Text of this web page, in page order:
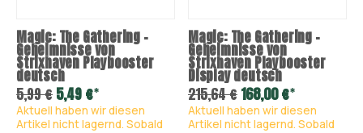
Magic: The Gathering –
Geheimnisse von
Strixhaven Playbooster
deutsch
5,99 €5,49 €*
Aktuell haben wir diesen
Artikel nicht lagernd. Sobald
Magic: The Gathering –
Geheimnisse von
Strixhaven Playbooster
Display deutsch
215,64 €168,00 €*
Aktuell haben wir diesen
Artikel nicht lagernd. Sobald